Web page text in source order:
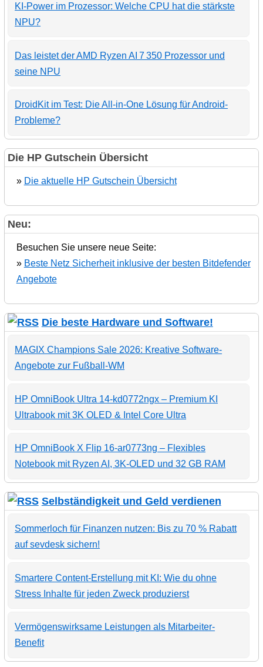
KI-Power im Prozessor: Welche CPU hat die stärkste
NPU?
Das leistet der AMD Ryzen AI 7 350 Prozessor und
seine NPU
DroidKit im Test: Die All-in-One Lösung für Android-
Probleme?
Die HP Gutschein Übersicht
» Die aktuelle HP Gutschein Übersicht
Neu:
Besuchen Sie unsere neue Seite:
» Beste Netz Sicherheit inklusive der besten Bitdefender
Angebote
Die beste Hardware und Software!
MAGIX Champions Sale 2026: Kreative Software-
Angebote zur Fußball-WM
HP OmniBook Ultra 14-kd0772ngx – Premium KI
Ultrabook mit 3K OLED & Intel Core Ultra
HP OmniBook X Flip 16-ar0773ng – Flexibles
Notebook mit Ryzen AI, 3K-OLED und 32 GB RAM
Selbständigkeit und Geld verdienen
Sommerloch für Finanzen nutzen: Bis zu 70 % Rabatt
auf sevdesk sichern!
Smartere Content-Erstellung mit KI: Wie du ohne
Stress Inhalte für jeden Zweck produzierst
Vermögenswirksame Leistungen als Mitarbeiter-
Benefit